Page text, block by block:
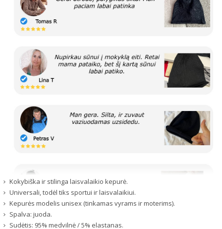
Kokybiška ir stilinga laisvalaikio kepurė.
Universali, todėl tiks sportui ir laisvalaikiui.
Kepurės modelis unisex (tinkamas vyrams ir moterims).
Spalva: juoda.
Sudėtis: 95% medvilnė / 5% elastanas.